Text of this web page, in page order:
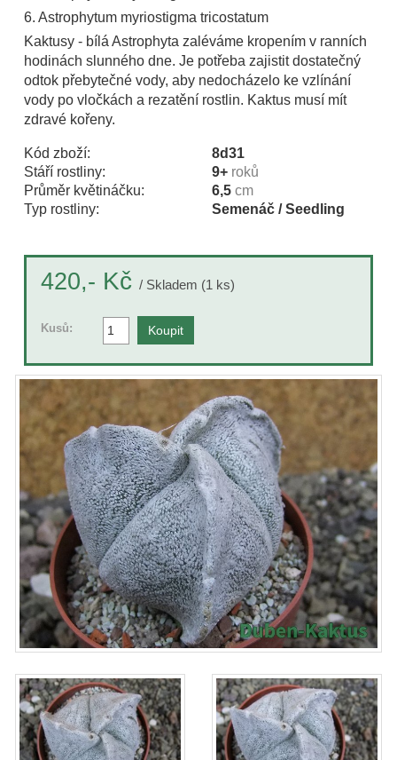
6. Astrophytum myriostigma tricostatum
Kaktusy - bílá Astrophyta zaléváme kropením v ranních
hodinách slunného dne. Je potřeba zajistit dostatečný
odtok přebytečné vody, aby nedocházelo ke vzlínání
vody po vločkách a rezatění rostlin. Kaktus musí mít
zdravé kořeny.
Kód zboží:
8d31
Stáří rostliny:
9+ roků
Průměr květináčku:
6,5 cm
Typ rostliny:
Semenáč / Seedling
420,- Kč / Skladem (1 ks)
Kusů: